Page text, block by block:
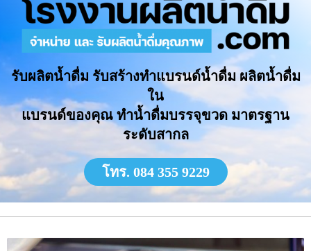
รับผลิตน้ำดื่ม รับสร้างทำแบรนด์น้ำดื่ม ผลิตน้ำดื่ม
ใน
แบรนด์ของคุณ ทำน้ำดื่มบรรจุขวด มาตรฐาน
ระดับสากล
โทร. 084 355 9229